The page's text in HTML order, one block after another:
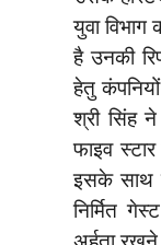
युवा
है उनकी
हेतु
श्री सिंह
फाइव
इसके साथ
निर्मित